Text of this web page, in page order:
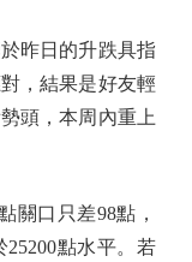
昨日的升跌具指
，結果是好友輕
頭，本周內重上
口只差98點，
點水平。若